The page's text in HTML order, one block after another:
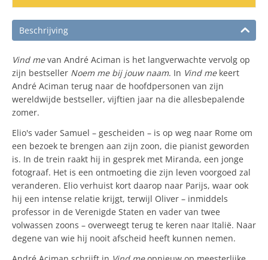
Beschrijving
Vind mevan André Aciman is het langverwachte vervolg op
zijn bestseller Noem me bij jouw naam. In Vind mekeert
André Aciman terug naar de hoofdpersonen van zijn
wereldwijde bestseller, vijftien jaar na die allesbepalende
zomer.
Elio's vader Samuel – gescheiden – is op weg naar Rome om
een bezoek te brengen aan zijn zoon, die pianist geworden
is. In de trein raakt hij in gesprek met Miranda, een jonge
fotograaf. Het is een ontmoeting die zijn leven voorgoed zal
veranderen. Elio verhuist kort daarop naar Parijs, waar ook
hij een intense relatie krijgt, terwijl Oliver – inmiddels
professor in de Verenigde Staten en vader van twee
volwassen zoons – overweegt terug te keren naar Italië. Naar
degene van wie hij nooit afscheid heeft kunnen nemen.